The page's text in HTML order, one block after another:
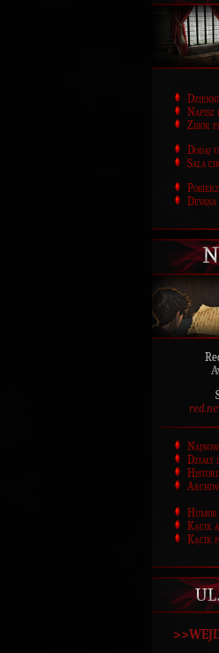
Napisz
Zbiór
Dodaj
Sala
Działy
Humor
Kącik
Kącik